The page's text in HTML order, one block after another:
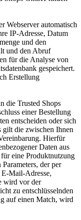
Webserver automatisch
IP-Adresse, Datum
und den
und den Abruf
für die Analyse von
gespeichert.
Erstellung
die Trusted Shops
einer Bestellung
entscheiden oder sich
gilt die zwischen Ihnen
Hierfür
Daten aus
eine Produktnutzung
der per
Mail-Adresse,
wird vor der
zu entschlüsselnden
auf einen Match, wird